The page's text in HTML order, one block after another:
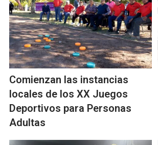
Comienzan las instancias
locales de los XX Juegos
Deportivos para Personas
Adultas